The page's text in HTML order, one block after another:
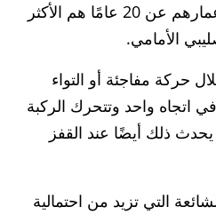
أن الأشخاص الذين تقل أعمارهم عن 20 عامًا هم الأكثر
الأمامي.
حركة مفاجئة أو التواء
اتجاه واحد وتتحرك الركبة
ذلك أيضًا عند القفز
التي تزيد من احتمالية